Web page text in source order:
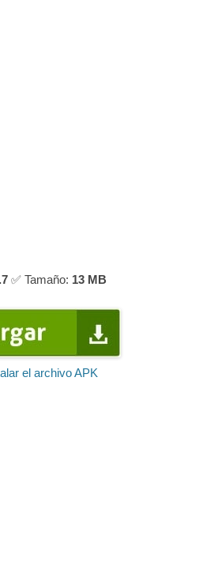
✅ Tamaño: 13 MB
el archivo APK